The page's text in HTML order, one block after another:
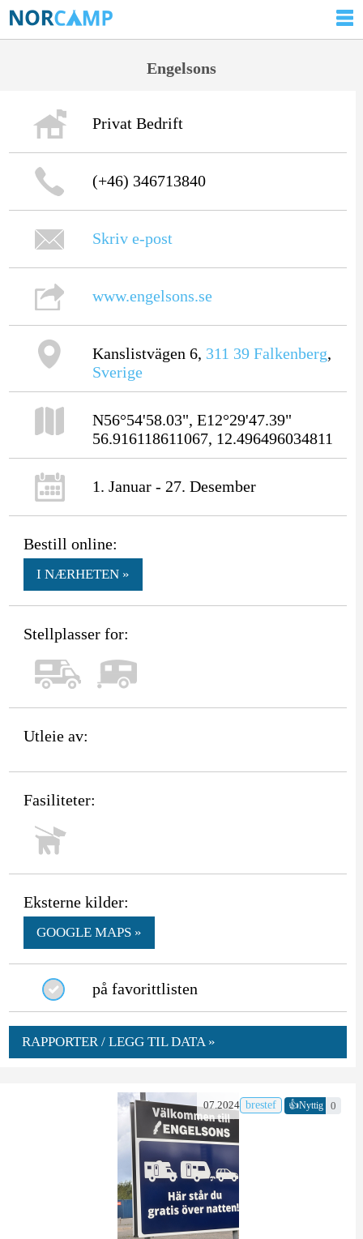
Engelsons
Privat Bedrift
(+46) 346713840
Skriv e-post
www.engelsons.se
Kanslistvägen 6, 311 39 Falkenberg,
Sverige
N56°54'58.03", E12°29'47.39"
56.916118611067, 12.496496034811
1. Januar - 27. Desember
Bestill online:
I NÆRHETEN »
Stellplasser for:
Utleie av:
Fasiliteter:
Eksterne kilder:
GOOGLE MAPS »
på favorittlisten
RAPPORTER / LEGG TIL DATA »
07.2024 brestef 👍Nyttig 0